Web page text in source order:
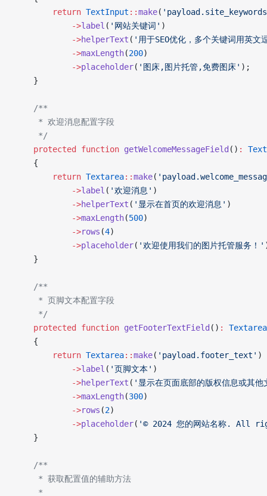
        return
TextInput ::make(
            ->
label ( '网站关键词' )
            ->
helperText ( '用于SEO优化，多个关键词用英文
            ->
maxLength(200)
            ->
placeholder( '图床,图片托管,免费图床' );
    }
    /**
     * 欢迎消息配置字段
     */
    protected
function getWelcomeMessageField () :
    {
        return
Textarea::make(
            ->
label ( '欢迎消息' )
            ->
helperText ( '显示在首页的欢迎消息' )
            ->
maxLength(500)
            ->
rows (4)
            ->
placeholder( '欢迎使用我们的图片托管服务！'
    }
    /**
     * 页脚文本配置字段
     */
    protected
function getFooterTextField () :
Textarea
    {
        return
Textarea::make( 'payload.footer_text' )
            ->
label ( '页脚文本' )
            ->
helperText ( '显示在页面底部的版权信息或其
            ->
maxLength(300)
            ->
rows (2)
            ->
placeholder( '© 2024 您的网站名称. All
    }
    /**
     * 获取配置值的辅助方法
     *